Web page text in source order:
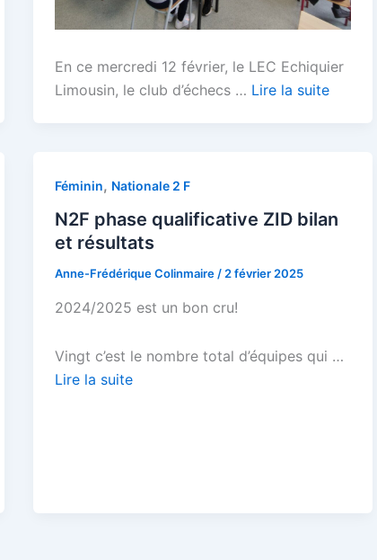
En ce mercredi 12 février, le LEC Echiquier
Limousin, le club d’échecs … Lire la suite
Féminin, Nationale 2 F
N2F phase qualificative ZID bilan
et résultats
Anne-Frédérique Colinmaire/2 février 2025
2024/2025 est un bon cru!
Vingt c’est le nombre total d’équipes qui …
Lire la suite